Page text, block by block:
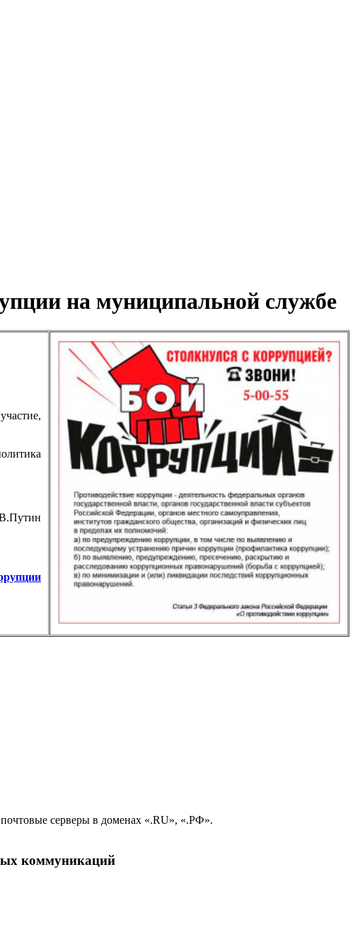
на муниципальной службе
серверы в доменах «.RU», «.РФ».
коммуникаций